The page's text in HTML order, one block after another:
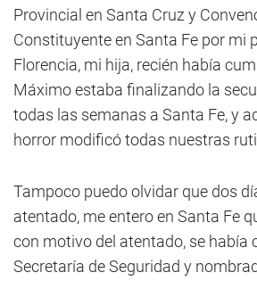
Provincial en Santa Cruz y
Constituyente en Santa Fe por mi
Florencia, mi hija, recién había
Máximo estaba finalizando la
todas las semanas a Santa Fe, y
horror modificó todas nuestras
Tampoco puedo olvidar que dos
atentado, me entero en Santa Fe
con motivo del atentado, se había
Secretaría de Seguridad y